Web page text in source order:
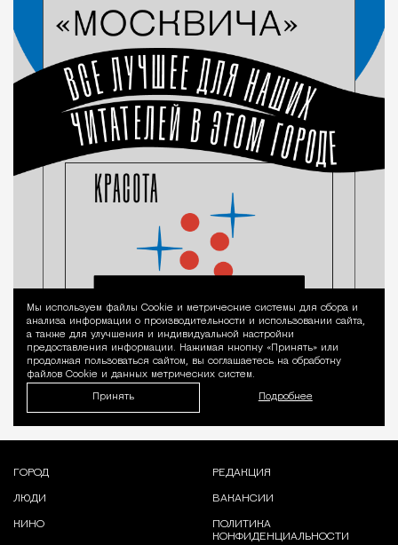
Уведомление
Мы используем файлы Сookie и метрические системы для сбора и
анализа информации о производительности и использовании сайта,
а также для улучшения и индивидуальной настройки
предоставления информации. Нажимая кнопку «Принять» или
продолжая пользоваться сайтом, вы соглашаетесь на обработку
файлов Cookie и данных метрических систем.
Принять Подробнее
ГОРОД
ЛЮДИ
КИНО
РЕДАКЦИЯ
ВАКАНСИИ
ПОЛИТИКА
КОНФИДЕНЦИАЛЬНОСТИ